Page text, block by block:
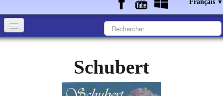
Français ▼
Schubert